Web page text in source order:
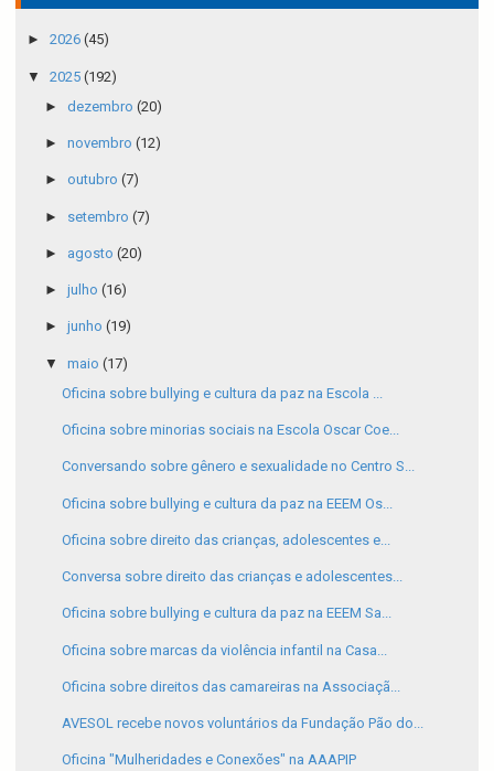
► 2026 (45)
▼ 2025 (192)
► dezembro (20)
► novembro (12)
► outubro (7)
► setembro (7)
► agosto (20)
► julho (16)
► junho (19)
▼ maio (17)
Oficina sobre bullying e cultura da paz na Escola ...
Oficina sobre minorias sociais na Escola Oscar Coe...
Conversando sobre gênero e sexualidade no Centro S...
Oficina sobre bullying e cultura da paz na EEEM Os...
Oficina sobre direito das crianças, adolescentes e...
Conversa sobre direito das crianças e adolescentes...
Oficina sobre bullying e cultura da paz na EEEM Sa...
Oficina sobre marcas da violência infantil na Casa...
Oficina sobre direitos das camareiras na Associaçã...
AVESOL recebe novos voluntários da Fundação Pão do...
Oficina "Mulheridades e Conexões" na AAAPIP